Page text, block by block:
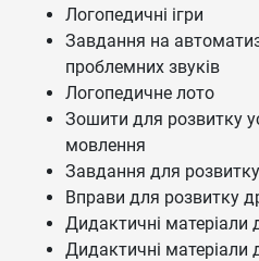
Логопедичні ігри
Завдання на
проблемних звуків
Логопедичне лото
Зошити для розвитку
мовлення
Завдання для
Вправи для розвитку
Дидактичні матеріали
Дидактичні матеріали